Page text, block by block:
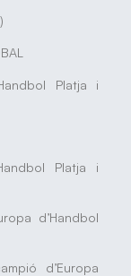
Platja i
Platja i
d’Handbol
d’Europa